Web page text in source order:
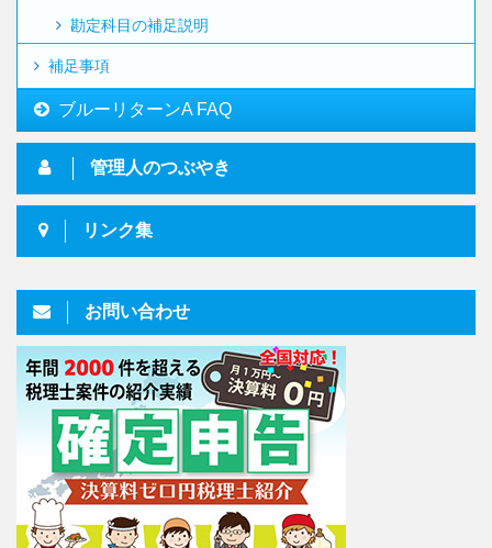
勘定科目の補足説明
補足事項
ブルーリターンA FAQ
管理人のつぶやき
リンク集
お問い合わせ